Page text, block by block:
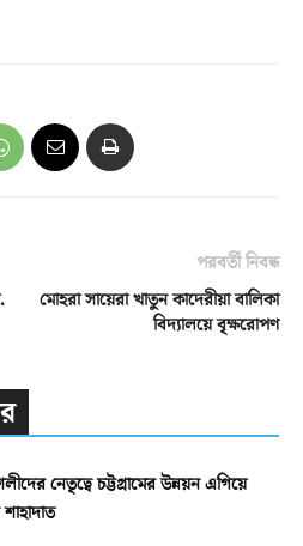
পরবর্তী নিবন্ধ
মোহরা সায়েরা খাতুন কাদেরীয়া বালিকা
বিদ্যালয়ে বৃক্ষরোপণ
নেতৃত্বে চট্টগ্রামের উন্নয়ন এগিয়ে